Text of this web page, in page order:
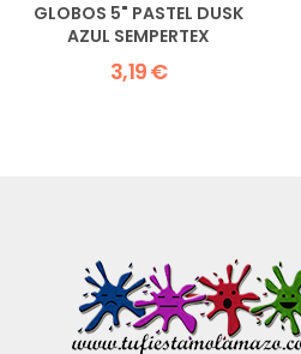
GLOBOS 5" PASTEL DUSK
AZUL SEMPERTEX
3,19 €